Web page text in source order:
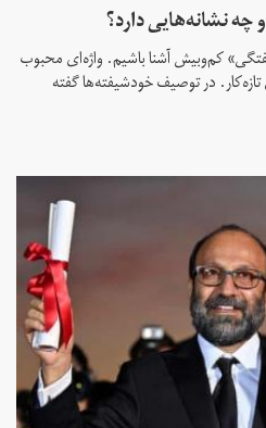
نشانه‌هایی دارد؟
کم‌و‌بیش آشنا باشیم. واژه‌ای محبوب
تازه‌کار. در توصیف خودشیفته‌ها گفته